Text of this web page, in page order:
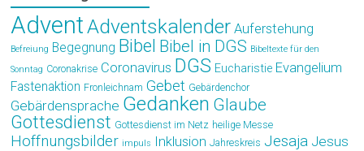
AdventAdventskalender Auferstehung
Befreiung Begegnung Bibel Bibel in DGS Bibeltexte für den
Sonntag Coronakrise Coronavirus DGS Eucharistie Evangelium
Fastenaktion Fronleichnam Gebet Gebärdenchor
Gebärdensprache Gedanken Glaube
Gottesdienst Gottesdienst im Netz heilige Messe
Hoffnungsbilder impuls Inklusion Jahreskreis Jesaja Jesus